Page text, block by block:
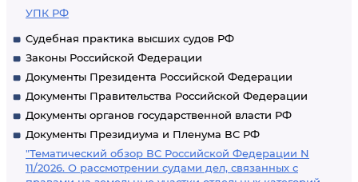
УПК РФ
Судебная практика высших судов РФ
Законы Российской Федерации
Документы Президента Российской Федерации
Документы Правительства Российской Федерации
Документы органов государственной власти РФ
Документы Президиума и Пленума ВС РФ
"Тематический обзор ВС Российской Федерации N
11/2026. О рассмотрении судами дел, связанных с